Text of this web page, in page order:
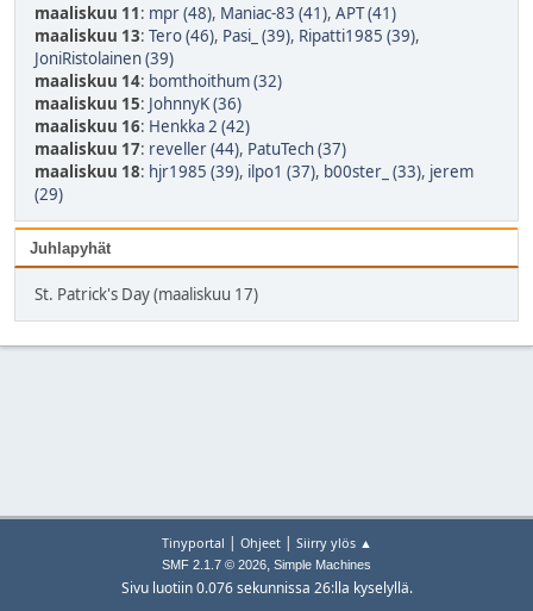
maaliskuu 11: mpr (48), Maniac-83 (41), APT (41)
maaliskuu 13: Tero (46), Pasi_ (39), Ripatti1985 (39),
JoniRistolainen (39)
maaliskuu 14: bomthoithum (32)
maaliskuu 15: JohnnyK (36)
maaliskuu 16: Henkka 2 (42)
maaliskuu 17: reveller (44), PatuTech (37)
maaliskuu 18: hjr1985 (39), ilpo1 (37), b00ster_ (33), jerem
(29)
Juhlapyhät
St. Patrick's Day (maaliskuu 17)
Tinyportal | Ohjeet| Siirry ylös ▲
SMF 2.1.7 © 2026, Simple Machines
Sivu luotiin 0.076 sekunnissa 26:lla kyselyllä.